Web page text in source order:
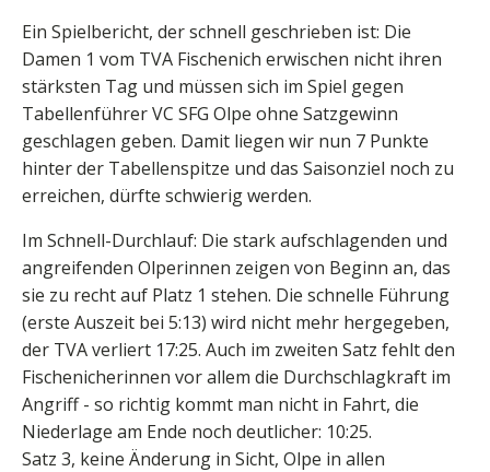
Ein Spielbericht, der schnell geschrieben ist: Die
Damen 1 vom TVA Fischenich erwischen nicht ihren
stärksten Tag und müssen sich im Spiel gegen
Tabellenführer VC SFG Olpe ohne Satzgewinn
geschlagen geben. Damit liegen wir nun 7 Punkte
hinter der Tabellenspitze und das Saisonziel noch zu
erreichen, dürfte schwierig werden.
Im Schnell-Durchlauf: Die stark aufschlagenden und
angreifenden Olperinnen zeigen von Beginn an, das
sie zu recht auf Platz 1 stehen. Die schnelle Führung
(erste Auszeit bei 5:13) wird nicht mehr hergegeben,
der TVA verliert 17:25. Auch im zweiten Satz fehlt den
Fischenicherinnen vor allem die Durchschlagkraft im
Angriff - so richtig kommt man nicht in Fahrt, die
Niederlage am Ende noch deutlicher: 10:25.
Satz 3, keine Änderung in Sicht, Olpe in allen